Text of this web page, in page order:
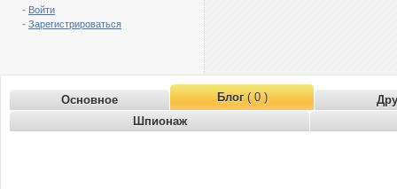
- Войти
- Зарегистрироваться
Основное Блог( 0 )
Шпионаж